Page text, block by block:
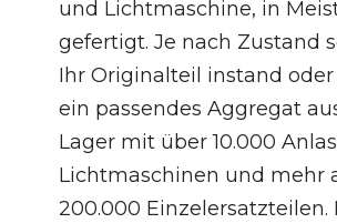
und Lichtmaschine, in
gefertigt. Je nach Zustand
Ihr Originalteil instand
ein passendes Aggregat
Lager mit über 10.000
Lichtmaschinen und mehr
200.000 Einzelersatzteilen.